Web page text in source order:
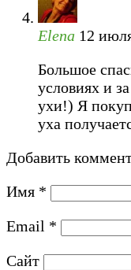
Еlena 12
Большое
условиях и
ухи!) Я
уха
Добавить
Имя *
Email *
Сайт